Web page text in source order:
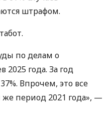
штрафом.
по делам о
2025 года. За год
Впрочем, это все
период 2021 года», —